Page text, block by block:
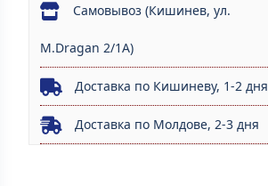
Самовывоз (Кишинев, ул.
M.Dragan 2/1A)
Доставка по Кишиневу, 1-2 дня
Доставка по Молдове, 2-3 дня